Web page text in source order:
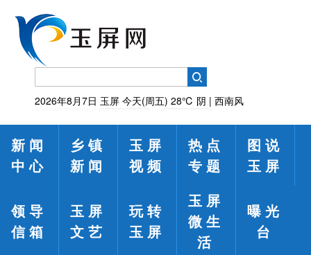
2026年8月7日 玉屏 今天(周五) 28℃ 阴 | 西南风
新闻
中心
乡镇
新闻
玉屏
视频
热点
专题
图说
玉屏
领导
信箱
玉屏
文艺
玩转
玉屏
玉屏
微生
活
曝光
台